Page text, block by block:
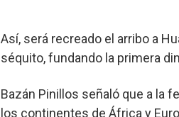
Así, será recreado el arribo a
séquito, fundando la primera
Bazán Pinillos señaló que a la
los continentes de África y